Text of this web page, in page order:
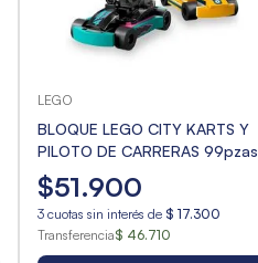
LEGO
BLOQUE LEGO CITY KARTS Y
PILOTO DE CARRERAS 99pzas
$51.900
3 cuotas sin interés de $ 17.300
Transferencia$ 46.710